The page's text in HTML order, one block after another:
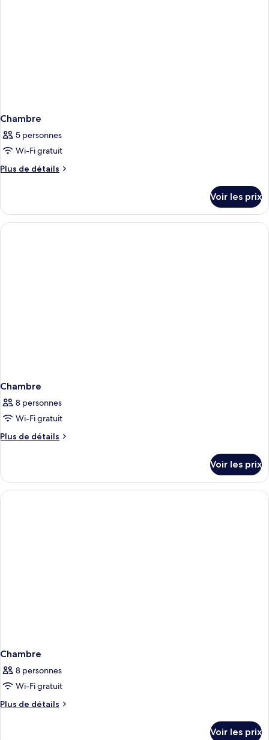
Chambre
5 personnes
Wi-Fi gratuit
Plus de détails
Plus
le
type
de
Voir les prix
Chambre
8 personnes
Wi-Fi gratuit
Plus de détails
Plus
le
type
de
Voir les prix
Chambre
8 personnes
Wi-Fi gratuit
Plus de détails
Plus
Voir les prix